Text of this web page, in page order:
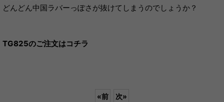
どんどん中国ラバーっぽさが抜けてしまうのでしょうか？
TG825のご注文はコチラ
«前 次»